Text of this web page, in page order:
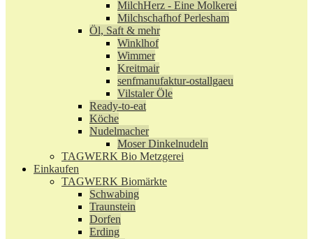
MilchHerz - Eine Molkerei
Milchschafhof Perlesham
Öl, Saft & mehr
Winklhof
Wimmer
Kreitmair
senfmanufaktur-ostallgaeu
Vilstaler Öle
Ready-to-eat
Köche
Nudelmacher
Moser Dinkelnudeln
TAGWERK Bio Metzgerei
Einkaufen
TAGWERK Biomärkte
Schwabing
Traunstein
Dorfen
Erding